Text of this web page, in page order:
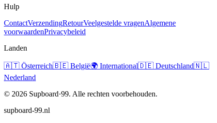
Hulp
ContactVerzendingRetourVeelgestelde vragenAlgemene
voorwaardenPrivacybeleid
Landen
🇦🇹 Österreich🇧🇪 België🌍 International🇩🇪 Deutschland🇳🇱
Nederland
© 2026 Supboard·99. Alle rechten voorbehouden.
supboard-99.nl